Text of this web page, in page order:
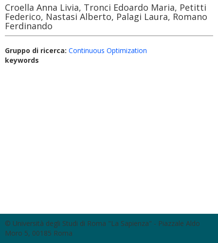
Croella Anna Livia, Tronci Edoardo Maria, Petitti
Federico, Nastasi Alberto, Palagi Laura, Romano
Ferdinando
Gruppo di ricerca: Continuous Optimization
keywords
© Università degli Studi di Roma "La Sapienza" - Piazzale Aldo
Moro 5, 00185 Roma